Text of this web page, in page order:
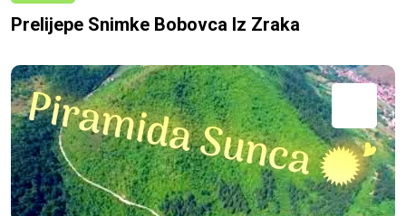
Prelijepe Snimke Bobovca Iz Zraka